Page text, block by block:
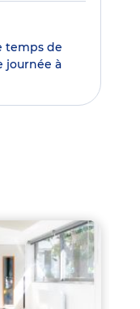
temps de
journée à